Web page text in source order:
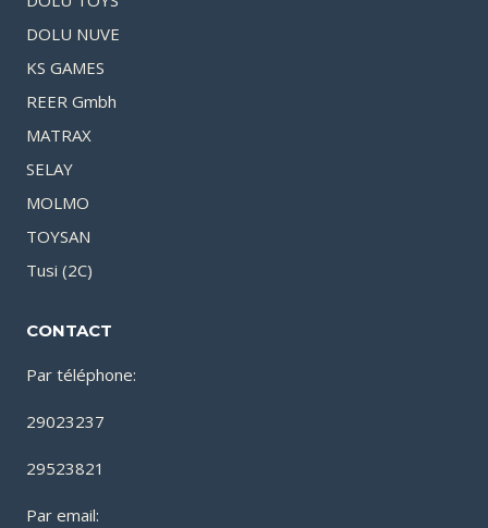
DOLU NUVE
KS GAMES
REER Gmbh
MATRAX
SELAY
MOLMO
TOYSAN
Tusi (2C)
CONTACT
Par téléphone:
29023237
29523821
Par email: